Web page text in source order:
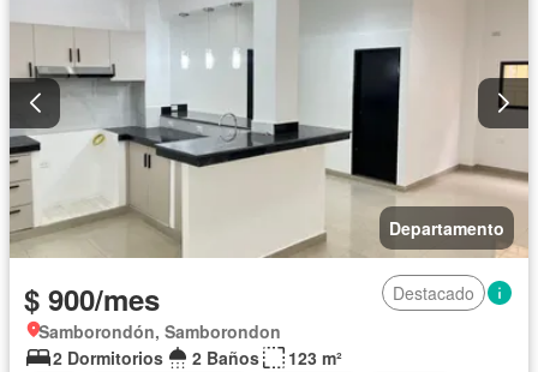
Departamento
$ 900/mes
Destacado
Samborondón, Samborondon
2 Dormitorios
2 Baños
123 m²